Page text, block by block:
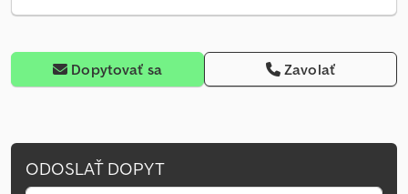
Dopytovať sa Zavolať
ODOSLAŤ DOPYT